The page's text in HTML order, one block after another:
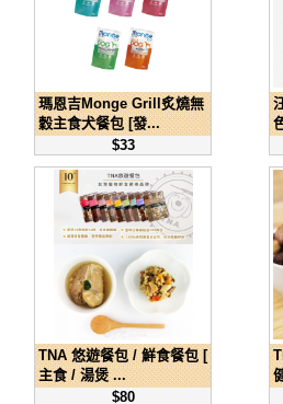
瑪恩吉Monge Grill炙燒無
穀主食犬餐包 [發...
$33
TNA 悠遊餐包 / 鮮食餐包 [
主食 / 湯煲 ...
$80